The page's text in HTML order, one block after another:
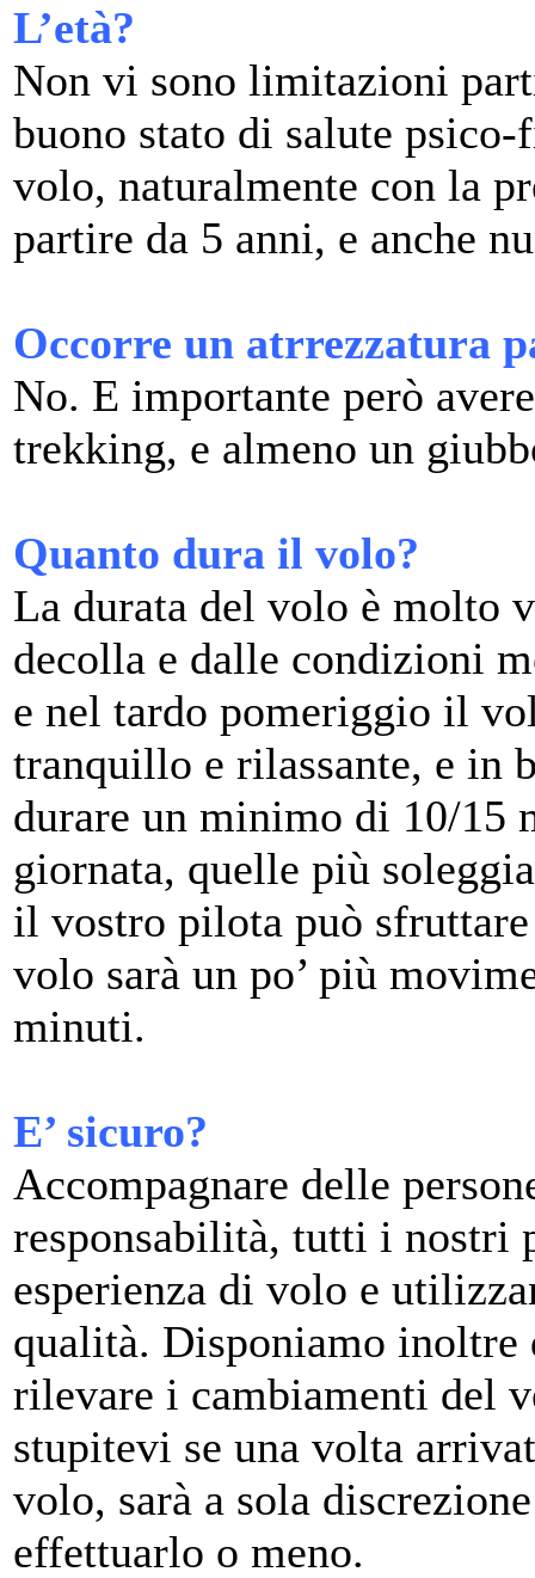
L’età?
Non vi sono limitazioni
buono stato di salute
volo, naturalmente con la
partire da 5 anni, e anche
Occorre un atrrezzatura
No. E importante però
trekking, e almeno un
Quanto dura il volo?
La durata del volo è molto
decolla e dalle condizioni
e nel tardo pomeriggio il
tranquillo e rilassante, e in
durare un minimo di 10/15
giornata, quelle più
il vostro pilota può
volo sarà un po’ più
minuti.
E’ sicuro?
Accompagnare delle
responsabilità, tutti i nostri
esperienza di volo e
qualità. Disponiamo inoltre
rilevare i cambiamenti del
stupitevi se una volta
volo, sarà a sola
effettuarlo o meno.